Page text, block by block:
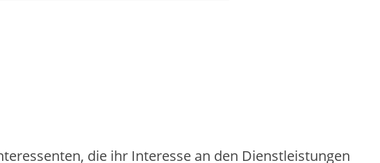
die ihr Interesse an den Dienstleistungen